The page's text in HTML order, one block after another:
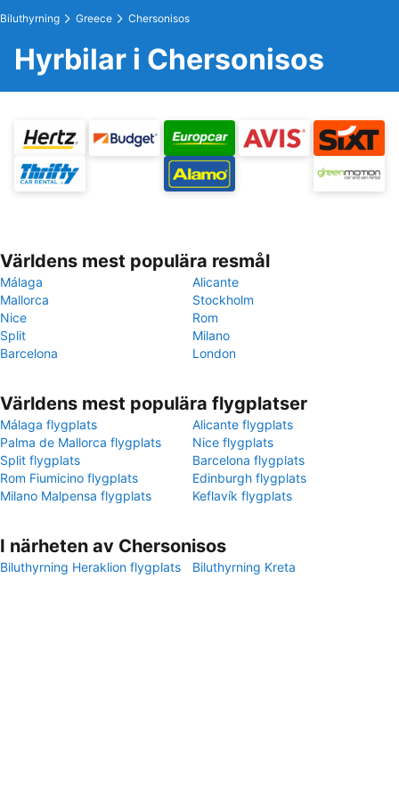
Biluthyrning Greece Chersonisos
Hyrbilar i Chersonisos
Världens mest populära resmål
Málaga
Alicante
Mallorca
Stockholm
Nice
Rom
Split
Milano
Barcelona
London
Världens mest populära flygplatser
Málaga flygplats
Alicante flygplats
Palma de Mallorca flygplats
Nice flygplats
Split flygplats
Barcelona flygplats
Rom Fiumicino flygplats
Edinburgh flygplats
Milano Malpensa flygplats
Keflavík flygplats
I närheten av Chersonisos
Biluthyrning Heraklion flygplats Biluthyrning Kreta